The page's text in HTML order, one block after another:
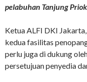
pelabuhan Tanjung
Ketua ALFI DKI
kedua fasilitas
perlu juga di dukung
persetujuan penyedia